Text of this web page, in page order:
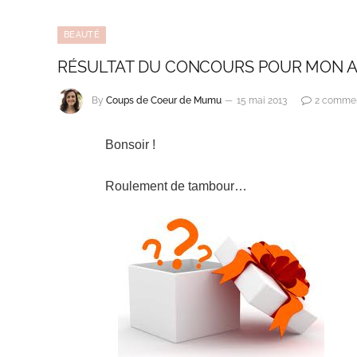
BEAUTÉ
RÉSULTAT DU CONCOURS POUR MON
By Coups de Coeur de Mumu 15 mai 2013 2
Bonsoir !
Roulement de tambour…